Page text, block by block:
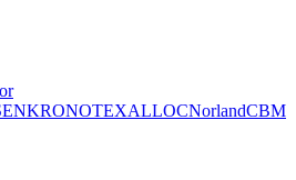
KRONOTEXALLOCNorlandCBM